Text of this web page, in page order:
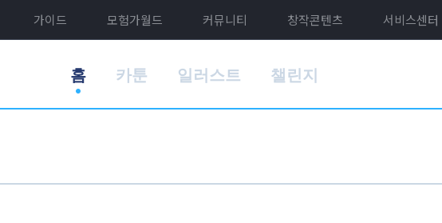
가이드 모험가월드 커뮤니티 창작콘텐츠 서비스센터
홈 카툰 일러스트 챌린지